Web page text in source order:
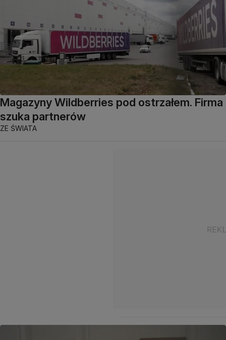
Magazyny Wildberries pod ostrzałem. Firma
szuka partnerów
ZE ŚWIATA